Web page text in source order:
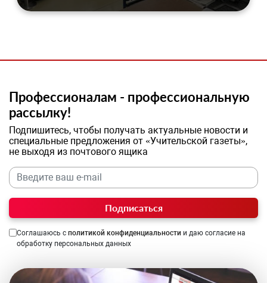
Профессионалам - профессиональную
рассылку!
Подпишитесь, чтобы получать актуальные новости и
специальные предложения от «Учительской газеты»,
не выходя из почтового ящика
Подписаться
Соглашаюсь с политикой конфиденциальности и даю согласие на
обработку персональных данных